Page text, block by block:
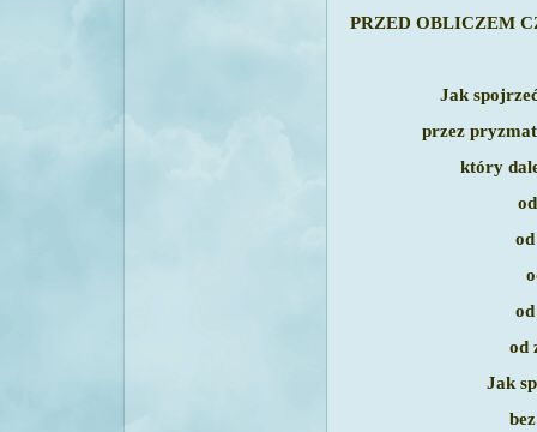
PRZED OBLICZEM
Jak
przez
który
od
Jak